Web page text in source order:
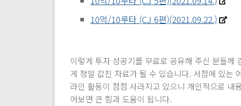
10억/10루타 (CJ 6편)(2021.09.22.)
이렇게 투자 성공기를 무료로 공유해 주신 분들께
게 정말 값진 자료가 될 수 있습니다. 서점에 있는
라인 활동이 점점 사라지고 있으니 개인적으로 내
어보면 큰 힘과 도움이 됩니다.